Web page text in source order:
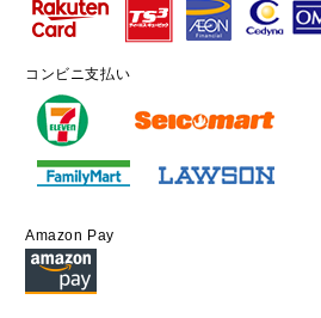
コンビニ支払い
Amazon Pay